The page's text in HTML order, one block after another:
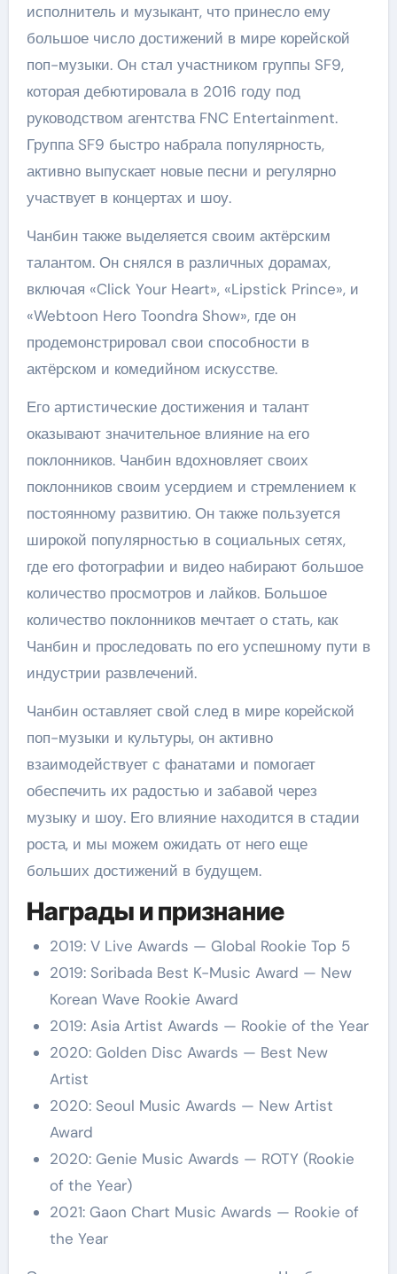
исполнитель и музыкант, что принесло ему
большое число достижений в мире корейской
поп-музыки. Он стал участником группы SF9,
которая дебютировала в 2016 году под
руководством агентства FNC Entertainment.
Группа SF9 быстро набрала популярность,
активно выпускает новые песни и регулярно
участвует в концертах и шоу.
Чанбин также выделяется своим актёрским
талантом. Он снялся в различных дорамах,
включая «Click Your Heart», «Lipstick Prince», и
«Webtoon Hero Toondra Show», где он
продемонстрировал свои способности в
актёрском и комедийном искусстве.
Его артистические достижения и талант
оказывают значительное влияние на его
поклонников. Чанбин вдохновляет своих
поклонников своим усердием и стремлением к
постоянному развитию. Он также пользуется
широкой популярностью в социальных сетях,
где его фотографии и видео набирают большое
количество просмотров и лайков. Большое
количество поклонников мечтает о стать, как
Чанбин и проследовать по его успешному пути в
индустрии развлечений.
Чанбин оставляет свой след в мире корейской
поп-музыки и культуры, он активно
взаимодействует с фанатами и помогает
обеспечить их радостью и забавой через
музыку и шоу. Его влияние находится в стадии
роста, и мы можем ожидать от него еще
больших достижений в будущем.
Награды и признание
2019: V Live Awards — Global Rookie Top 5
2019: Soribada Best K-Music Award — New
Korean Wave Rookie Award
2019: Asia Artist Awards — Rookie of the Year
2020: Golden Disc Awards — Best New
Artist
2020: Seoul Music Awards — New Artist
Award
2020: Genie Music Awards — ROTY (Rookie
of the Year)
2021: Gaon Chart Music Awards — Rookie of
the Year